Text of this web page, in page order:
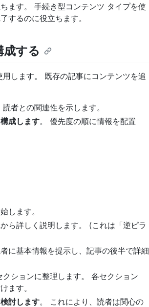
ます。 手続き型コンテンツ タイプを使
するのに役立ちます。
する
します。 既存の記事にコンテンツを追
者との関連性を示します。
成します。 優先度の順に情報を配置
します。
ら詳しく説明します。 (これは「逆ピラ
に基本情報を提示し、記事の後半で詳細
クションに整理します。 各セクション
ます。
討します。 これにより、読者は関心の